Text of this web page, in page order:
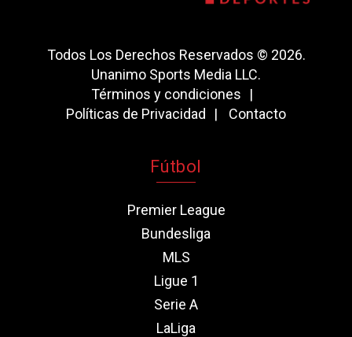
Todos Los Derechos Reservados © 2026.
Unanimo Sports Media LLC.
Términos y condiciones
Políticas de Privacidad
Contacto
Fútbol
Premier League
Bundesliga
MLS
Ligue 1
Serie A
LaLiga